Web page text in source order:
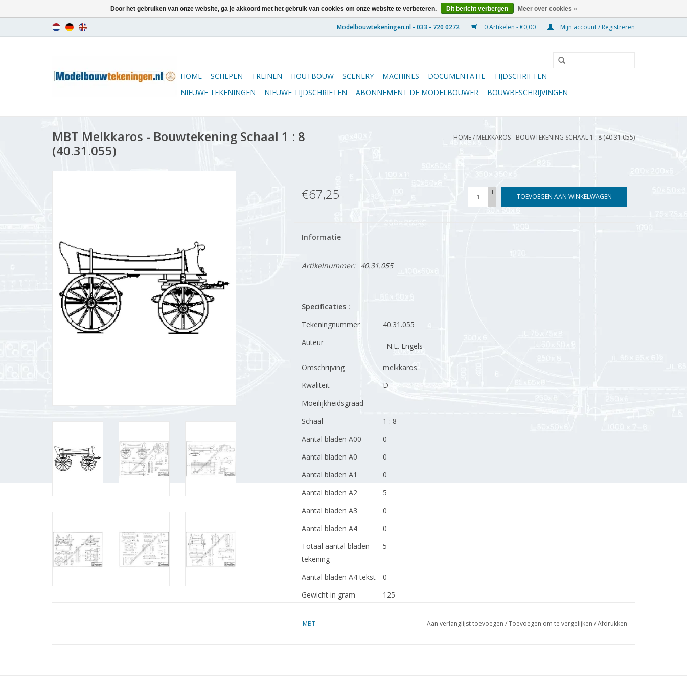
0 Artikelen - €0,00 Mijn account / Registreren
HOME SCHEPEN TREINEN HOUTBOUW SCENERY MACHINES DOCUMENTATIE
TIJDSCHRIFTEN
NIEUWE TEKENINGEN
NIEUWE TIJDSCHRIFTEN ABONNEMENT DE MODELBOUWER BOUWBESCHRIJVINGEN
MBT Melkkaros - Bouwtekening Schaal 1 : 8
(40.31.055)
HOME/ MELKKAROS - BOUWTEKENING SCHAAL 1 : 8 (40.31.055)
€67,25
+
-
TOEVOEGEN AAN WINKELWAGEN
Informatie
Artikelnummer: 40.31.055
Specificaties :
Tekeningnummer
40.31.055
Auteur
N.L. Engels
Omschrijving
melkkaros
Kwaliteit
D
Moeilijkheidsgraad
Schaal
1 : 8
Aantal bladen A00
0
Aantal bladen A0
0
Aantal bladen A1
0
Aantal bladen A2
5
Aantal bladen A3
0
Aantal bladen A4
0
Totaal aantal bladen
tekening
5
Aantal bladen A4 tekst
0
Gewicht in gram
125
MBT Aan verlanglijst toevoegen /Toevoegen om te vergelijken /Afdrukken
Door het gebruiken van onze website, ga je akkoord met het gebruik van cookies om onze website te verbeteren. Dit bericht verbergen Meer over cookies »